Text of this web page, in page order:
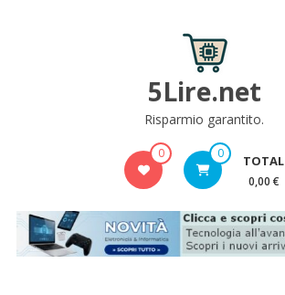
5Lire.net
Risparmio garantito.
0 0 TOTAL
0,00 €